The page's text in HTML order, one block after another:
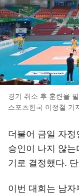
경기 취소 후 훈련을
스포츠한국 이정철 기
더불어 금일 자정
승인이 나지 않
기로 결정했다.
이번 대회는 남